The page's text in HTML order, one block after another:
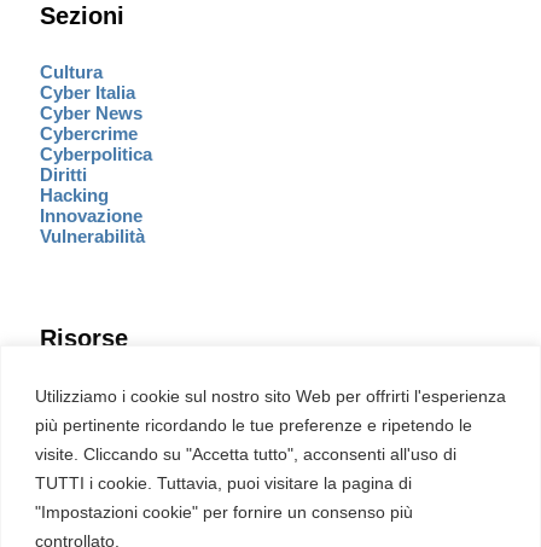
Utilizziamo i cookie sul nostro sito Web per offrirti l'esperienza
più pertinente ricordando le tue preferenze e ripetendo le
visite. Cliccando su "Accetta tutto", acconsenti all'uso di
TUTTI i cookie. Tuttavia, puoi visitare la pagina di
"Impostazioni cookie" per fornire un consenso più
controllato.
Sezioni
Cultura
Cyber Italia
Cyber News
Cybercrime
Cyberpolitica
Diritti
Hacking
Innovazione
Vulnerabilità
Risorse
Eventi
Fumetto Cyber
Newsletter
Servizi
Pubblicità
English
Ultime CVE critiche